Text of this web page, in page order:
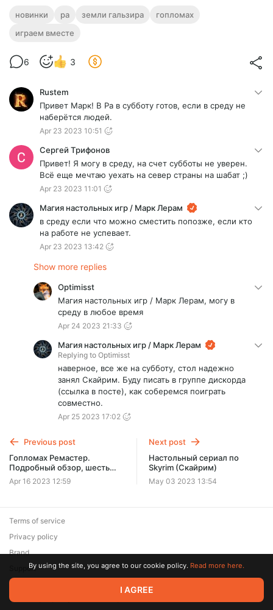
новинки ра земли гальзира
гопломах
играем вместе
6 3
Rustem
Привет Марк! В Ра в субботу готов, если в среду не
наберётся людей.
Apr 23 2023 10:51
Сергей Трифонов
Привет! Я могу в среду, на счет субботы не уверен.
Всё еще мечтаю уехать на север страны на шабат ;)
Apr 23 2023 11:01
Магия настольных игр / Марк Лерам
в среду если что можно сместить попозже, если кто
на работе не успевает.
Apr 23 2023 13:42
Show more replies
Optimisst
Магия настольных игр / Марк Лерам, могу в
среду в любое время
Apr 24 2023 21:33
Магия настольных игр / Марк Лерам
Replying to Optimisst
наверное, все же на субботу, стол надежно
занял Скайрим. Буду писать в группе дискорда
(ссылка в посте), как соберемся поиграть
совместно.
Apr 25 2023 17:02
Previous post
Гопломах Ремастер.
Подробный обзор, шесть
партий в трех режимах!
Apr 16 2023 12:59
Next post
Настольный сериал по
Skyrim (Скайрим)
May 03 2023 13:54
© 2026 Zaya Solutions Limited. All rights reserved. All trademarks
are the property of their respective owners.
Terms of service
Privacy policy
Brand
SupportBy using the site, you agree to our cookie policy. Read more here.
I AGREE